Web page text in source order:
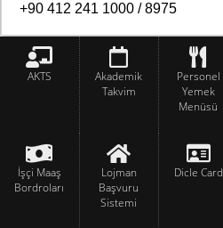
+90 412 241 1000 /8975
AKTS
Akademik
Takvim
Personel
Yemek
Menüsü
İşçi Maaş
Bordroları
Lojman
Başvuru
Sistemi
Dicle Card